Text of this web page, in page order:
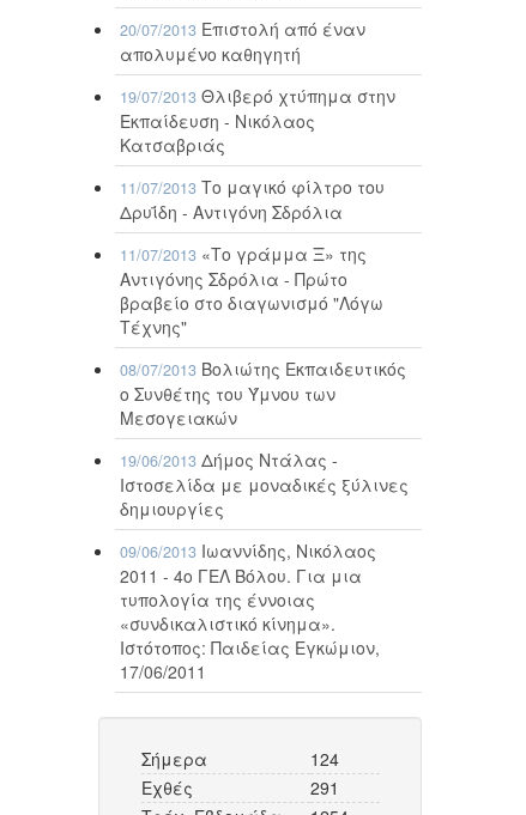
20/07/2013 Επιστολή από έναν
απολυμένο καθηγητή
19/07/2013 Θλιβερό χτύπημα στην
Εκπαίδευση - Νικόλαος
Κατσαβριάς
11/07/2013 Το μαγικό φίλτρο του
Δρυΐδη - Αντιγόνη Σδρόλια
11/07/2013 «Το γράμμα Ξ» της
Αντιγόνης Σδρόλια - Πρώτο
βραβείο στο διαγωνισμό "Λόγω
Τέχνης"
08/07/2013 Βολιώτης Εκπαιδευτικός
ο Συνθέτης του Ύμνου των
Μεσογειακών
19/06/2013 Δήμος Ντάλας -
Ιστοσελίδα με μοναδικές ξύλινες
δημιουργίες
09/06/2013 Ιωαννίδης, Νικόλαος
2011 - 4ο ΓΕΛ Βόλου. Για μια
τυπολογία της έννοιας
«συνδικαλιστικό κίνημα».
Ιστότοπος: Παιδείας Εγκώμιον,
17/06/2011
Σήμερα
124
Εχθές
291